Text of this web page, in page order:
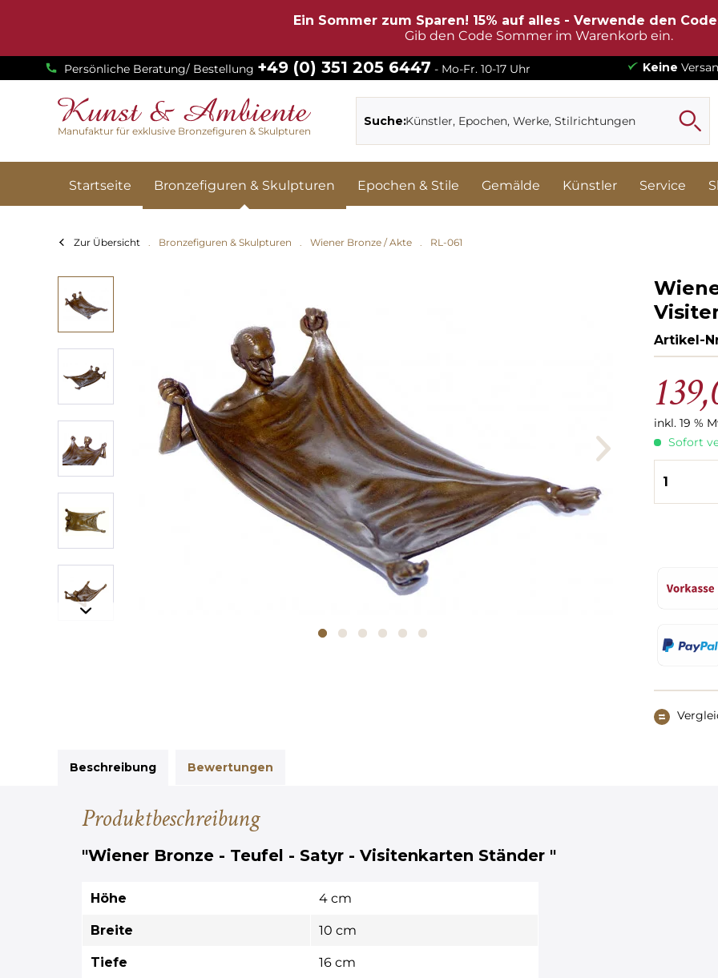
Ein Sommer zum Sparen! 15% auf alles - Verwende den
Gib den Code Sommer im Warenkorb ein.
Persönliche Beratung/ Bestellung +49 (0) 351 205 6447 - Mo-Fr. 10-17 Uhr Keine
Manufaktur für exklusive Bronzefiguren & Skulpturen
Suche:
Startseite Bronzefiguren & Skulpturen Epochen & Stile Gemälde Künstler Service
Zur Übersicht Bronzefiguren & Skulpturen Wiener Bronze / Akte RL-061
Artikel-
inkl. 19 %
Sofort
Beschreibung Bewertungen
Produktbeschreibung
"Wiener Bronze - Teufel - Satyr - Visitenkarten Ständer "
Höhe 4 cm
Breite 10 cm
Tiefe 16 cm